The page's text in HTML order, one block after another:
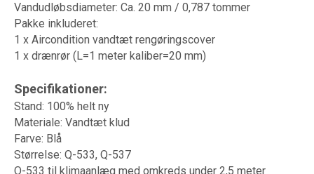
Vandudløbsdiameter: Ca. 20 mm / 0,787 tommer
Pakke inkluderet:
1 x Aircondition vandtæt rengøringscover
1 x drænrør (L=1 meter kaliber=20 mm)
Specifikationer:
Stand: 100% helt ny
Materiale: Vandtæt klud
Farve: Blå
Størrelse: Q-533, Q-537
Q-533 til klimaanlæg med omkreds under 2,5 meter